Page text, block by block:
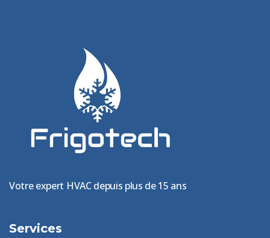
Votre expert HVAC depuis plus de 15 ans
Services